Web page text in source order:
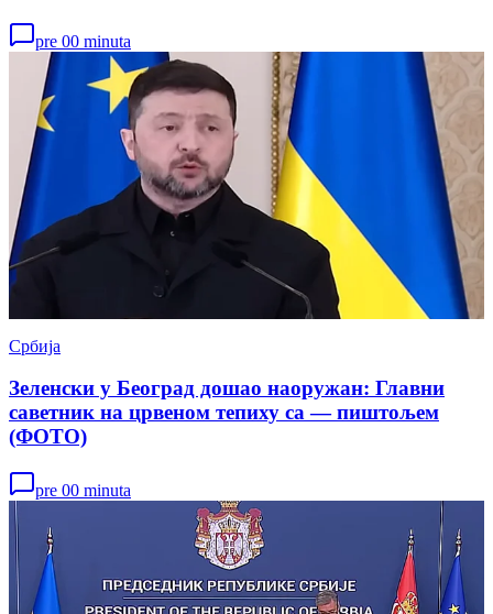
pre 00 minuta
Србија
Зеленски у Београд дошао наоружан: Главни
саветник на црвеном тепиху са — пиштољем
(ФОТО)
pre 00 minuta